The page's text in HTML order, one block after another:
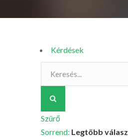
Kérdések
Szürő
Sorrend: Legtöbb válasz